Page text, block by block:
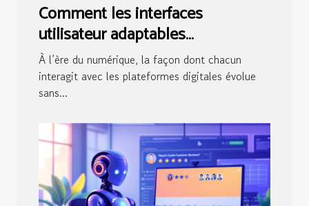
Comment les interfaces
utilisateur adaptables
révolutionnent l'accès digital ?
À l’ère du numérique, la façon dont chacun
interagit avec les plateformes digitales évolue
sans...